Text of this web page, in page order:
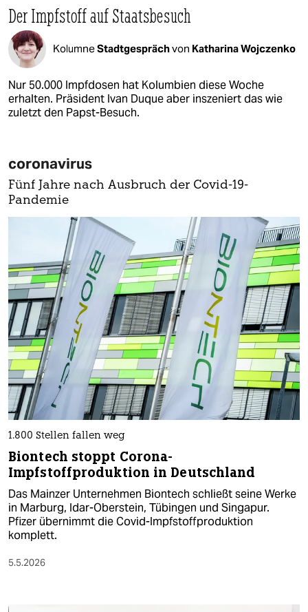
Der Impfstoff auf Staatsbesuch
KolumneStadtgesprächvon Katharina Wojczenko
Nur 50.000 Impfdosen hat Kolumbien diese Woche
erhalten. Präsident Ivan Duque aber inszeniert das wie
zuletzt den Papst-Besuch.
coronavirus
Fünf Jahre nach Ausbruch der Covid-19-
Pandemie
1.800 Stellen fallen weg
Biontech stoppt Corona-
Impfstoffproduktion in Deutschland
Das Mainzer Unternehmen Biontech schließt seine Werke
in Marburg, Idar-Oberstein, Tübingen und ‌Singapur.
Pfizer übernimmt die Covid-Impfstoffproduktion
komplett.
5.5.2026